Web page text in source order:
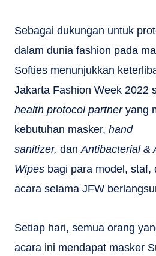
Sebagai dukungan untuk
dalam dunia fashion pada
Softies menunjukkan
Jakarta Fashion Week 2022
health protocol partneryang
kebutuhan masker, hand
sanitizer, danAntibacterial &
Wipes bagi para model, staf,
acara selama JFW
Setiap hari, semua orang
acara ini mendapat masker